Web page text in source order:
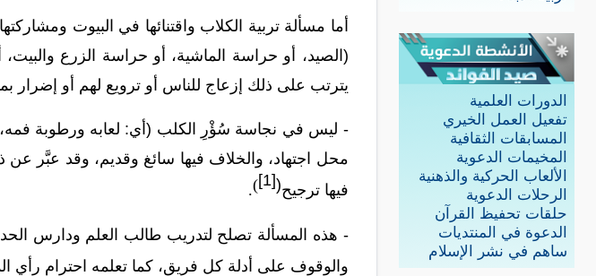
الدورات العلمية
تفعيل العمل الخيري
المسابقات الثقافية
المخيمات الدعوية
الألعاب الحركية والذهنية
الرحلات الدعوية
حلقات تحفيظ القرآن
الدعوة في المنتديات
ساهم في نشر الإسلام
أما مسألة تربية الکلاب واقتنائها في البيوت
(الصيد، أو حراسة الماشية، أو حراسة الزرع
يترتب على ذلك إزعاج للناس أو ترويع لهم أو إضرار
- ليس في نجاسة سُؤْرِ الكلب (أي: لعابه ورطوبة
فيهاترجيح(
[1]
)
.
- هذه المسألة تصلح لتدريب طالب العلم ودارس
والوقوف على أدلة كل فريق، كما تعلمه احترام رأي